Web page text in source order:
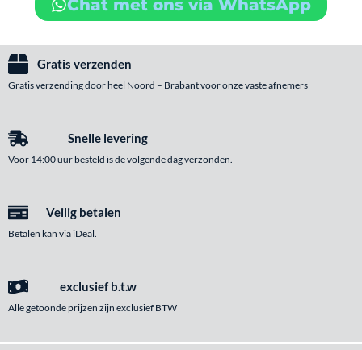
Chat met ons via WhatsApp
Gratis verzenden
Gratis verzending door heel Noord – Brabant voor onze vaste afnemers
Snelle levering
Voor 14:00 uur besteld is de volgende dag verzonden.
Veilig betalen
Betalen kan via iDeal.
exclusief b.t.w
Alle getoonde prijzen zijn exclusief BTW